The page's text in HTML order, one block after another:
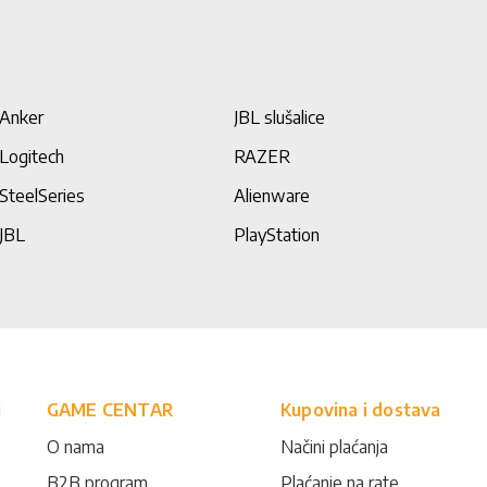
Anker
JBL slušalice
Logitech
RAZER
SteelSeries
Alienware
JBL
PlayStation
GAME CENTAR
O nama
B2B program
Kupovina i dostava
Načini plaćanja
Plaćanje na rate